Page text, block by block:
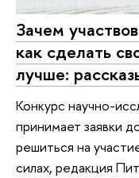
Зачем
как сделать
лучше:
Конкурс научно-
принимает заявки
решиться на
силах, редакция